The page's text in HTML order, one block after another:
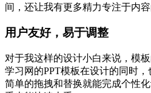
间，还让我有更多精力专注于内容
用户友好，易于调整
对于我这样的设计小白来说，模
学习网的PPT模板在设计的同时，
简单的拖拽和替换就能完成个性